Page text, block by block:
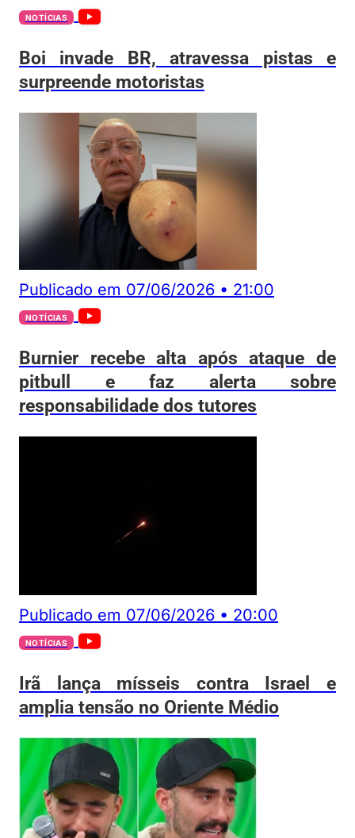
NOTÍCIAS
Boi invade BR, atravessa pistas e
surpreende motoristas
Publicado em 07/06/2026 • 21:00
NOTÍCIAS
Burnier recebe alta após ataque de
pitbull e faz alerta sobre
responsabilidade dos tutores
Publicado em 07/06/2026 • 20:00
NOTÍCIAS
Irã lança mísseis contra Israel e
amplia tensão no Oriente Médio